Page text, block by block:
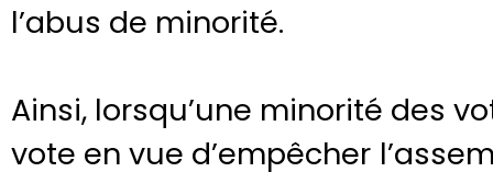
l’abus de minorité.
Ainsi, lorsqu’une minorité des
vote en vue d’empêcher